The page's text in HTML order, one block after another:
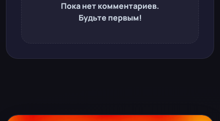
Пока нет комментариев.
Будьте первым!